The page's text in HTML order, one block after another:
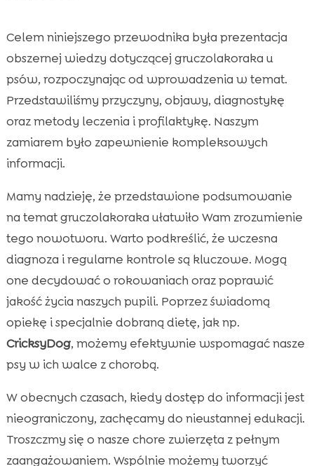
Celem niniejszego przewodnika była prezentacja
obszernej wiedzy dotyczącej gruczolakoraka u
psów, rozpoczynając od wprowadzenia w temat.
Przedstawiliśmy przyczyny, objawy, diagnostykę
oraz metody leczenia i profilaktykę. Naszym
zamiarem było zapewnienie kompleksowych
informacji.
Mamy nadzieję, że przedstawione podsumowanie
na temat gruczolakoraka ułatwiło Wam zrozumienie
tego nowotworu. Warto podkreślić, że wczesna
diagnoza i regularne kontrole są kluczowe. Mogą
one decydować o rokowaniach oraz poprawić
jakość życia naszych pupili. Poprzez świadomą
opiekę i specjalnie dobraną dietę, jak np.
CricksyDog, możemy efektywnie wspomagać nasze
psy w ich walce z chorobą.
W obecnych czasach, kiedy dostęp do informacji jest
nieograniczony, zachęcamy do nieustannej edukacji.
Troszczmy się o nasze chore zwierzęta z pełnym
zaangażowaniem. Wspólnie możemy tworzyć